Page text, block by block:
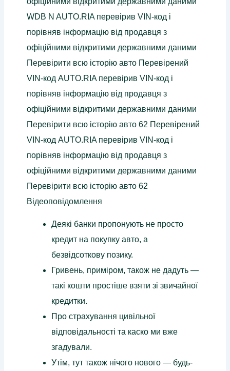
WDB N AUTO.RIA перевірив VIN-код і
порівняв інформацію від продавця з
офіційними відкритими державними даними
Перевірити всю історію авто Перевірений
VIN-код AUTO.RIA перевірив VIN-код і
порівняв інформацію від продавця з
офіційними відкритими державними даними
Перевірити всю історію авто 62 Перевірений
VIN-код AUTO.RIA перевірив VIN-код і
порівняв інформацію від продавця з
офіційними відкритими державними даними
Перевірити всю історію авто 62
Відеоповідомлення
Деякі банки пропонують не просто
кредит на покупку авто, а
безвідсоткову позику.
Гривень, приміром, також не дадуть —
такі кошти простіше взяти зі звичайної
кредитки.
Про страхування цивільної
відповідальності та каско ми вже
згадували.
Утім, тут також нічого нового — будь-